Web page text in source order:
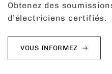
Obtenez des
d’électriciens certifiés.
VOUS INFORMEZ